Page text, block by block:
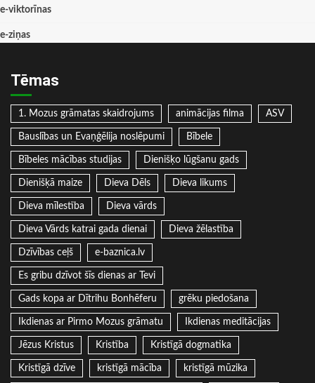
e-viktorīnas
e-ziņas
Tēmas
1. Mozus grāmatas skaidrojums animācijas filma ASV
Bauslības un Evaņģēlija noslēpumi Bībele
Bībeles mācības studijas Dienišķo lūgšanu gads
Dienišķā maize Dieva Dēls Dieva likums
Dieva mīlestība Dieva vārds
Dieva Vārds katrai gada dienai Dieva žēlastība
Dzīvības ceļš e-baznica.lv
Es gribu dzīvot šīs dienas ar Tevi
Gads kopa ar Dītrihu Bonhēferu grēku piedošana
Ikdienas ar Pirmo Mozus grāmatu Ikdienas meditācijas
Jēzus Kristus Kristība Kristīgā dogmatika
Kristīgā dzīve kristīgā mācība kristīgā mūzika